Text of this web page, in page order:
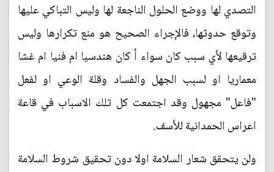
التصدي لها ووضع الحلول الناجعة لها وليس التباكي عليها
وتوقع حدوثها، فالإجراء الصحيح هو منع تكرارها وليس
ترقيعها لأي سبب كان سواء أ كان هندسيا ام فنيا ام غشا
معماريا او لسبب الجهل والفساد وقلة الوعي او لفعل
"فاعل" مجهول وقد اجتمعت كل تلك الاسباب في قاعة
اعراس الحمدانية للأسف.
ولن يتحقق شعار السلامة اولا دون تحقيق شروط السلامة